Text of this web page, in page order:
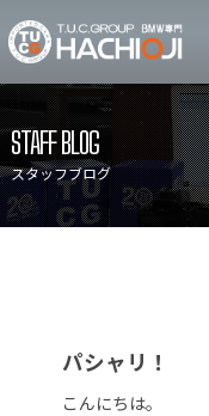
ニュース
目玉車両一覧
保証＆サービス
STAFF BLOG
スタッフブログ
パシャリ！
こんにちは。